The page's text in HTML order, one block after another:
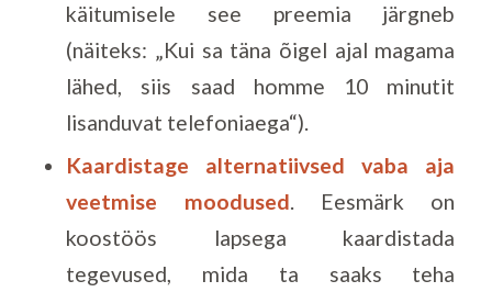
käitumisele see preemia järgneb
(näiteks: „Kui sa täna õigel ajal magama
lähed, siis saad homme 10 minutit
lisanduvat telefoniaega“).
Kaardistage alternatiivsed vaba aja
veetmise moodused. Eesmärk on
koostöös lapsega kaardistada
tegevused, mida ta saaks teha